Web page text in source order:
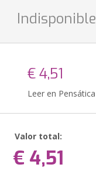
Indisponible
€ 4,51
Leer en Pensática
Valor total:
€ 4,51